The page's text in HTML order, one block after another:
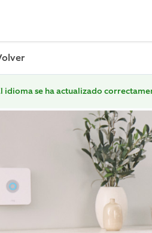
idioma se ha actualizado